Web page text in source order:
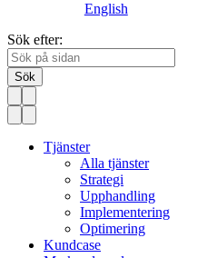
English
Sök efter:
Sök
Tjänster
Alla tjänster
Strategi
Upphandling
Implementering
Optimering
Kundcase